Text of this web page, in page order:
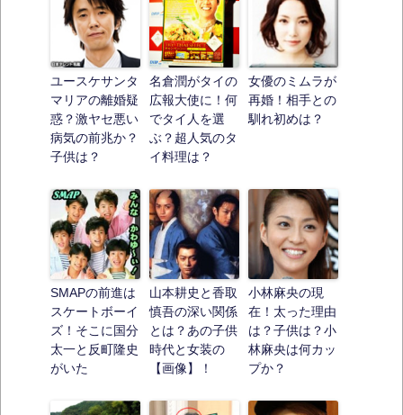
ユースケサンタ
マリアの離婚疑
惑？激ヤセ悪い
病気の前兆か？
子供は？
名倉潤がタイの
広報大使に！何
でタイ人を選
ぶ？超人気のタ
イ料理は？
女優のミムラが
再婚！相手との
馴れ初めは？
SMAPの前進は
スケートボーイ
ズ！そこに国分
太一と反町隆史
がいた
山本耕史と香取
慎吾の深い関係
とは？あの子供
時代と女装の
【画像】！
小林麻央の現
在！太った理由
は？子供は？小
林麻央は何カッ
プか？